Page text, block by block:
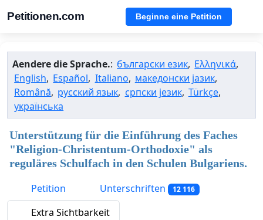
Petitionen.com Beginne eine Petition
Aendere die Sprache.: български език, Ελληνικά,
English, Español, Italiano, македонски јазик,
Română, русский язык, српски језик, Türkçe,
українська
Unterstützung für die Einführung des Faches
"Religion-Christentum-Orthodoxie" als
reguläres Schulfach in den Schulen Bulgariens.
Petition
Unterschriften 12 116
Extra Sichtbarkeit